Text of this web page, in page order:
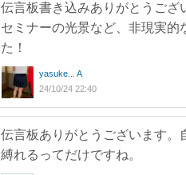
伝言板書き込みありがとうござ
セミナーの光景など、非現実的
た！
yasuke... A
24/10/24 22:40
伝言板ありがとうございます。
縛れるってだけですね。